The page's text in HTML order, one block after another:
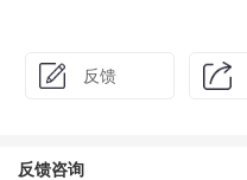
反馈
反馈咨询